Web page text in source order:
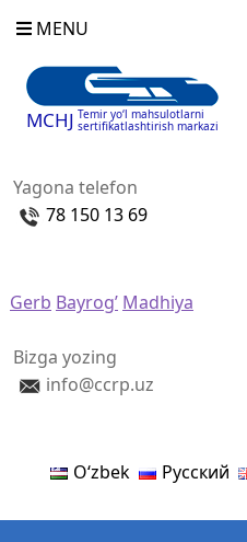
MENU
MCHJ Temir yo‘l mahsulotlarni
sertifikatlashtirish markazi
Yagona telefon
78 150 13 69
Gerb Bayrog’ Madhiya
Bizga yozing
info@ccrp.uz
Oʻzbek Русский